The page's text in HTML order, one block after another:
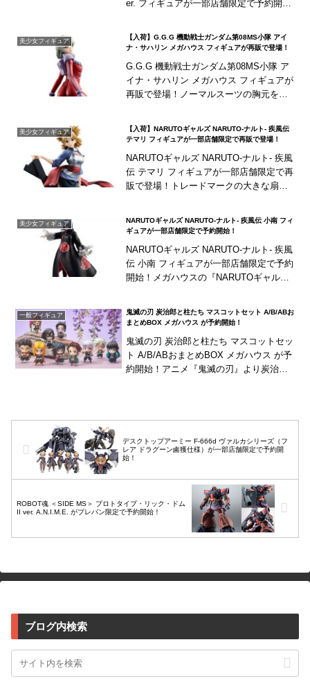
er. フィギュアが一部店舗限定で予約開
ス...
美少女フィギュア
【入荷】G.G.G 機動戦士ガンダム第08MS小隊 アイ
ナ・サハリン メガハウス フィギュアが再販で登場！
G.G.G 機動戦士ガンダム第08MS小隊 ア
イナ・サハリン メガハウス フィギュアが
再販で登場！ノーマルスーツの胸元を大
美少女フィギュア
【入荷】NARUTOギャルズ NARUTO‐ナルト‐ 疾風伝
テマリ フィギュアが一部店舗限定で再販で登場！
NARUTOギャルズ NARUTO‐ナルト‐ 疾風
伝 テマリ フィギュアが一部店舗限定で再
販で登場！トレードマークの大きな扇子
タ...
美少女フィギュア
NARUTOギャルズ NARUTO‐ナルト‐ 疾風伝 小南 フィ
ギュアが一部店舗限定で予約開始！
NARUTOギャルズ NARUTO‐ナルト‐ 疾風
伝 小南 フィギュアが一部店舗限定で予約
開始！メガハウスの『NARUTOギャル
髪...
一般フィギュア
鬼滅の刃 炭治郎と柱たち マスコットセット A/B/ABお
まとめBOX メガハウス が予約開始！
鬼滅の刃 炭治郎と柱たち マスコットセッ
ト A/B/ABおまとめBOX メガハウス が予
約開始！アニメ『鬼滅の刃』より炭治郎
デスクトップアーミー F-666d ヴァルカシリーズ（フ
レア ドラグーン鹵獲仕様）が一部店舗限定で予約開
始！
ROBOT魂 ＜SIDE MS＞ プロトタイプ・リック・ドム
II ver. A.N.I.M.E. がプレバン限定で予約開始！
ブログ内検索